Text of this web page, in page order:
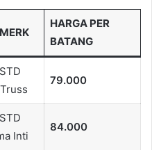
HARGA PER
BATANG
79.000
Inti
84.000